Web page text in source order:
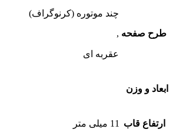
طرح صفحه
چند موتوره (کرنوگراف)
,
عقربه ای
ابعاد و وزن
ارتفاع قاب 11 میلی متر